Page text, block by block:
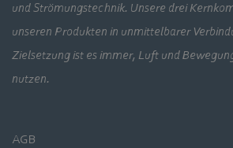
und Strömungstechnik. Unsere drei
unseren Produkten in unmittelbarer
Zielsetzung ist es immer, Luft und
nutzen.
AGB